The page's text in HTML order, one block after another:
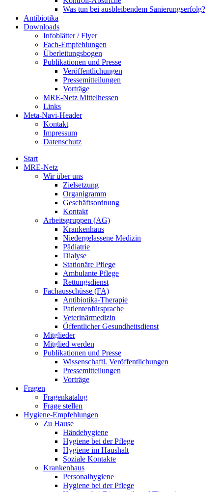
Was tun bei ausbleibendem Sanierungserfolg?
Antibiotika
Downloads
Infoblätter / Flyer
Fach-Empfehlungen
Überleitungsbogen
Publikationen und Presse
Veröffentlichungen
Pressemitteilungen
Vorträge
MRE-Netz Mittelhessen
Links
Meta-Navi-Header
Kontakt
Impressum
Datenschutz
Start
MRE-Netz
Wir über uns
Zielsetzung
Organigramm
Geschäftsordnung
Kontakt
Arbeitsgruppen (AG)
Krankenhaus
Niedergelassene Medizin
Pädiatrie
Dialyse
Stationäre Pflege
Ambulante Pflege
Rettungsdienst
Fachausschüsse (FA)
Antibiotika-Therapie
Patientenfürsprache
Veterinärmedizin
Öffentlicher Gesundheitsdienst
Mitglieder
Mitglied werden
Publikationen und Presse
Wissenschaftl. Veröffentlichungen
Pressemitteilungen
Vorträge
Fragen
Fragenkatalog
Frage stellen
Hygiene-Empfehlungen
Zu Hause
Händehygiene
Hygiene bei der Pflege
Hygiene im Haushalt
Soziale Kontakte
Krankenhaus
Personalhygiene
Hygiene bei der Pflege